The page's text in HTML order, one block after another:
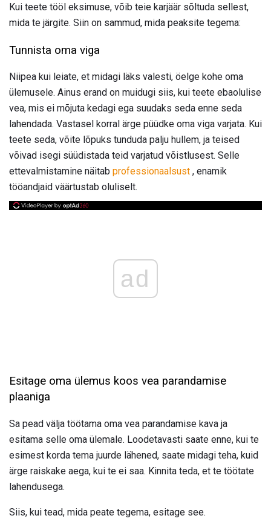
Kui teete tööl eksimuse, võib teie karjäär sõltuda sellest,
mida te järgite. Siin on sammud, mida peaksite tegema:
Tunnista oma viga
Niipea kui leiate, et midagi läks valesti, öelge kohe oma
ülemusele. Ainus erand on muidugi siis, kui teete ebaolulise
vea, mis ei mõjuta kedagi ega suudaks seda enne seda
lahendada. Vastasel korral ärge püüdke oma viga varjata. Kui
teete seda, võite lõpuks tunduda palju hullem, ja teised
võivad isegi süüdistada teid varjatud võistlusest. Selle
ettevalmistamine näitab professionaalsust , enamik
tööandjaid väärtustab oluliselt.
ad
Esitage oma ülemus koos vea parandamise
plaaniga
Sa pead välja töötama oma vea parandamise kava ja
esitama selle oma ülemale. Loodetavasti saate enne, kui te
esimest korda tema juurde lähened, saate midagi teha, kuid
ärge raiskake aega, kui te ei saa. Kinnita teda, et te töötate
lahendusega.
Siis, kui tead, mida peate tegema, esitage see.